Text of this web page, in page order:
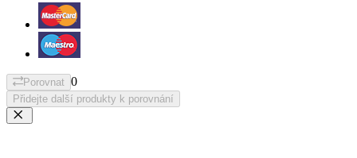
Porovnat 0
Přidejte další produkty k porovnání